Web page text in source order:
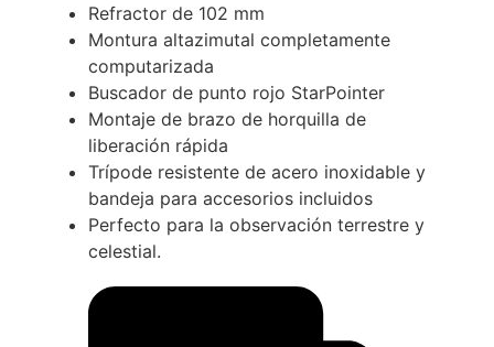
Refractor de 102 mm
Montura altazimutal completamente
computarizada
Buscador de punto rojo StarPointer
Montaje de brazo de horquilla de
liberación rápida
Trípode resistente de acero inoxidable y
bandeja para accesorios incluidos
Perfecto para la observación terrestre y
celestial.